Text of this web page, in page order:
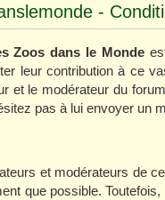
-
Zoos dans le Monde
leur contribution à ce
et le modérateur du
pas à lui envoyer un
et modérateurs de
que possible.